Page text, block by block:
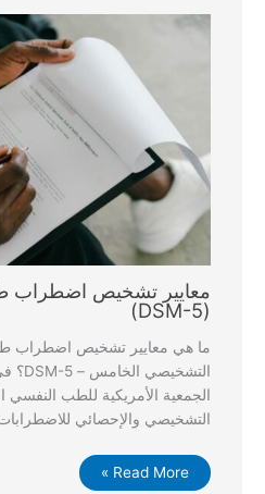
معايير تشخيص اضطراب
(DSM-5)
ما هي معايير تشخيص اضطراب
الجمعية الأمريكية للطب النفسي
التشخيصي والإحصائي للاضطرابات
Read More »